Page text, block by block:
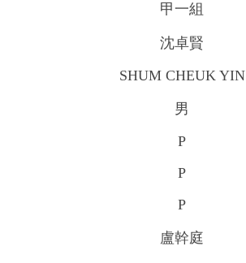
甲一組
沈卓賢
SHUM CHEUK YIN
男
P
P
P
盧幹庭